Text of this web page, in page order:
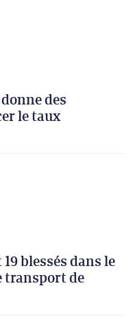
des
le taux
blessés dans le
transport de